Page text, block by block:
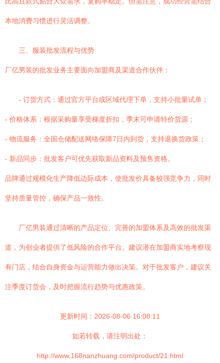
本地消费习惯进行灵活调整。
三、服装批发流程与优势
厂亿男装的批发业务主要面向加盟商及渠道合作伙伴：
- 订货方式：通过官方平台或区域代理下单，支持小批量试单；
- 价格体系：根据采购量享受梯度折扣，季末可申请特价货源；
- 物流服务：全国仓储配送网络保障7日内到货，支持退换货政策；
- 新品同步：批发客户可优先获取新品资料及预售资格。
品牌通过规模化生产降低边际成本，使批发价具备较强竞争力，同时
坚持质量管控，确保产品一致性。
厂亿男装通过清晰的产品定位、完善的加盟体系及高效的批发渠
道，为创业者提供了低风险的合作平台。建议潜在加盟商实地考察现
有门店，结合自身资金与运营能力做出决策。对于批发客户，建议关
注季度订货会，及时把握流行趋势与优惠政策。
更新时间：2026-08-06 16:08:11
如若转载，请注明出处：
http://www.168nanzhuang.com/product/21.html